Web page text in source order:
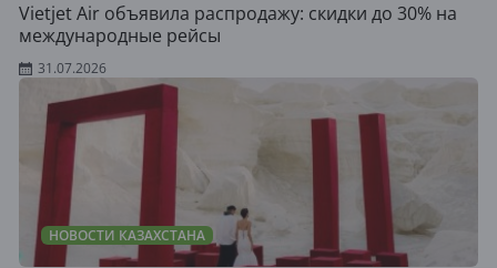
Vietjet Air объявила распродажу: скидки до 30% на
международные рейсы
31.07.2026
НОВОСТИ КАЗАХСТАНА